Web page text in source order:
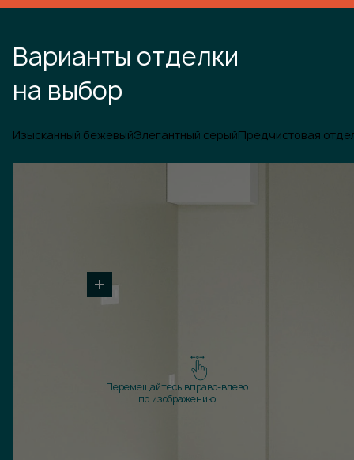
Варианты отделки
на выбор
Изысканный бежевыйЭлегантный серыйПредчистовая
Перемещайтесь вправо-влево
по изображению